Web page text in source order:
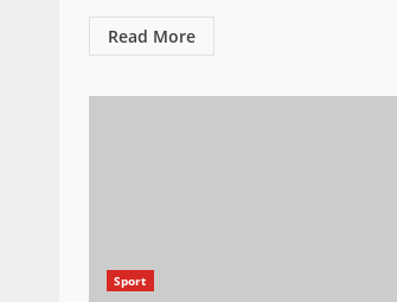
Read More
Sport